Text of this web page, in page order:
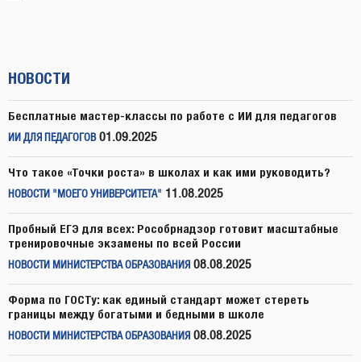
НОВОСТИ
Бесплатные мастер-классы по работе с ИИ для педагогов
ИИ ДЛЯ ПЕДАГОГОВ 01.09.2025
Что такое «Точки роста» в школах и как ими руководить?
НОВОСТИ "МОЕГО УНИВЕРСИТЕТА" 11.08.2025
Пробный ЕГЭ для всех: Рособрнадзор готовит масштабные
тренировочные экзамены по всей России
НОВОСТИ МИНИСТЕРСТВА ОБРАЗОВАНИЯ 08.08.2025
Форма по ГОСТу: как единый стандарт может стереть
границы между богатыми и бедными в школе
НОВОСТИ МИНИСТЕРСТВА ОБРАЗОВАНИЯ 08.08.2025